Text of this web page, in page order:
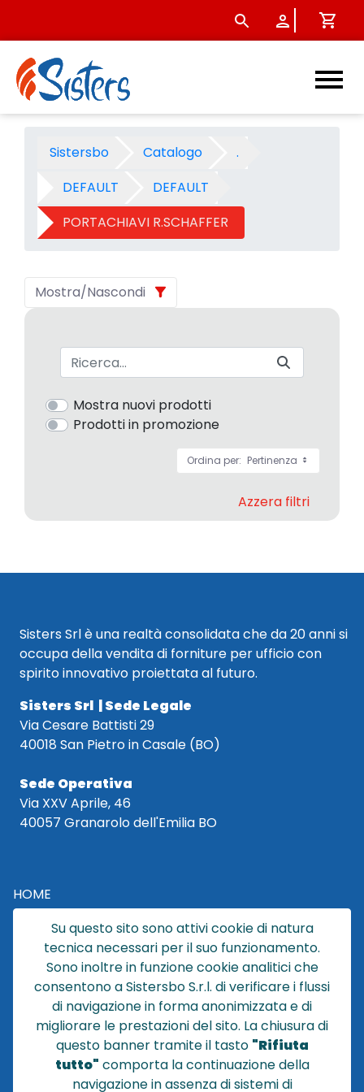
PORTACHIAVI
Sistersbo Catalogo
.
DEFAULT
DEFAULT
PORTACHIAVI R.SCHAFFER
Mostra/Nascondi
Barra di ricerca
Mostra nuovi prodotti
Prodotti in promozione
Ordina per: Pertinenza
Azzera filtri
Sisters Srl è una realtà consolidata che da 20 anni si
occupa della vendita di forniture per ufficio con
spirito innovativo proiettata al futuro.
Sisters Srl | Sede Legale
Via Cesare Battisti 29
40018 San Pietro in Casale (BO)
Sede Operativa
Via XXV Aprile, 46
40057 Granarolo dell'Emilia BO
HOME
CATALOGO
CHI SIAMO
NEWS
CONTATTACI
CONDIZIONI DI VENDITA
POLICY PRIVACY
NOTE LEGALI
Su questo sito sono attivi cookie di natura
tecnica necessari per il suo funzionamento.
Sono inoltre in funzione cookie analitici che
consentono a Sistersbo S.r.l. di verificare i flussi
di navigazione in forma anonimizzata e di
migliorare le prestazioni del sito. La chiusura di
questo banner tramite il tasto "Rifiuta
tutto" comporta la continuazione della
navigazione in assenza di sistemi di